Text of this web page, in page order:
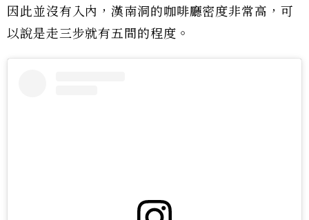
因此並沒有入內，漢南洞的咖啡廳密度非常高，可
以說是走三步就有五間的程度。